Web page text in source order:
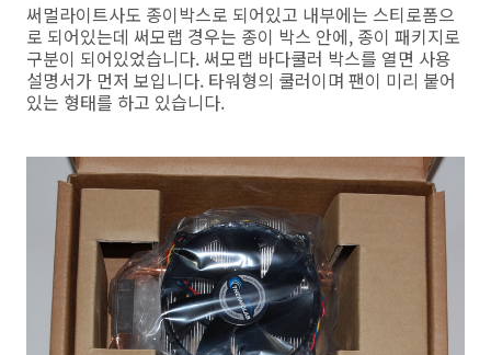
써멀라이트사도 종이박스로 되어있고 내부에는 스티로폼으
로 되어있는데 써모랩 경우는 종이 박스 안에, 종이 패키지로
구분이 되어있었습니다. 써모랩 바다쿨러 박스를 열면 사용
설명서가 먼저 보입니다. 타워형의 쿨러이며 팬이 미리 붙어
있는 형태를 하고 있습니다.